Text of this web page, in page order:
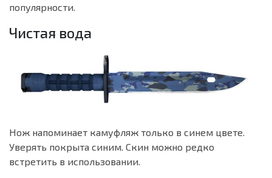
популярности.
Чистая вода
Нож напоминает камуфляж только в синем цвете.
Уверять покрыта синим. Скин можно редко
встретить в использовании.